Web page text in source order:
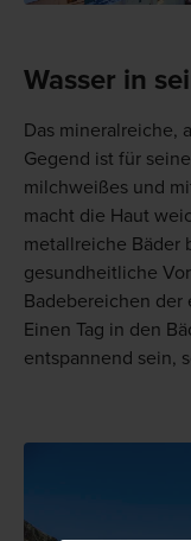
Wasser in
Das mineralreiche,
Gegend ist für
milchweißes und
macht die Haut
metallreiche Bäder
gesundheitliche
Badebereichen
Einen Tag in den
entspannend sein,